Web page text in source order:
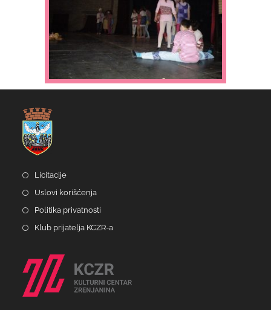
Licitacije
Uslovi korišćenja
Politika privatnosti
Klub prijatelja KCZR-a